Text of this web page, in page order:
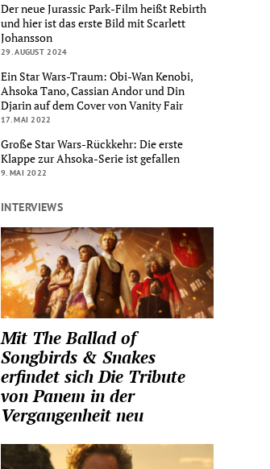
Der neue Jurassic Park-Film heißt Rebirth
und hier ist das erste Bild mit Scarlett
Johansson
29. AUGUST 2024
Ein Star Wars-Traum: Obi-Wan Kenobi,
Ahsoka Tano, Cassian Andor und Din
Djarin auf dem Cover von Vanity Fair
17. MAI 2022
Große Star Wars-Rückkehr: Die erste
Klappe zur Ahsoka-Serie ist gefallen
9. MAI 2022
INTERVIEWS
Mit The Ballad of
Songbirds & Snakes
erfindet sich Die Tribute
von Panem in der
Vergangenheit neu